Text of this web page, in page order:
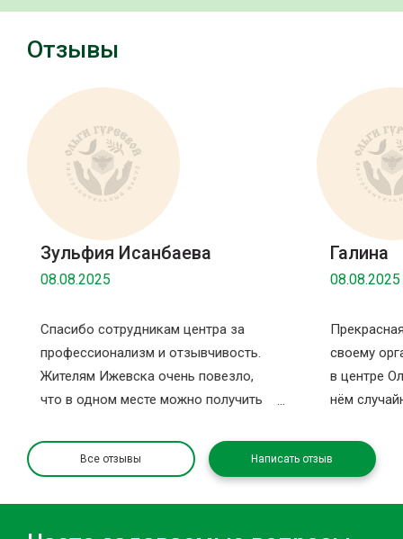
Отзывы
Зульфия Исанбаева
08.08.2025
Спасибо сотрудникам центра за
профессионализм и отзывчивость.
Жителям Ижевска очень повезло,
что в одном месте можно получить
комнату ожидания, в которой можно
отдохнуть после процедур и даже
Галина
08.08.2025
своему
в центре
нём
санаторий
здесь
Все отзывы Написать отзыв